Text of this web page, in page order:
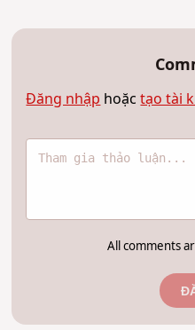
Đăng nhậphoặctạo tài
All comments